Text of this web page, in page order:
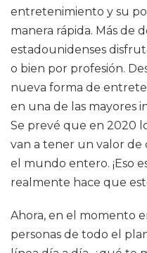
entretenimiento y su
manera rápida. Más de
estadounidenses
o bien por profesión.
nueva forma de
en una de las mayores
Se prevé que en 2020
van a tener un valor de
el mundo entero. ¡Eso
realmente hace que
Ahora, en el momento
personas de todo el